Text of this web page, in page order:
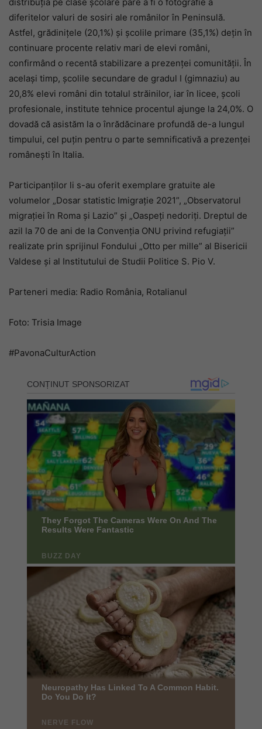
diferitelor valuri de sosiri ale românilor în Peninsulă.
Astfel, grădinițele (20,1%) și școlile primare (35,1%) dețin în
continuare procente relativ mari de elevi români,
confirmând o recentă stabilizare a prezenței comunității. În
același timp, școlile secundare de gradul I (gimnaziu) au
20,8% elevi români din totalul străinilor, iar în licee, școli
profesionale, institute tehnice procentul ajunge la 24,0%. O
dovadă că asistăm la o înrădăcinare profundă de-a lungul
timpului, cel puțin pentru o parte semnificativă a prezenței
românești în Italia.
Participanților li s-au oferit exemplare gratuite ale
volumelor „Dosar statistic Imigrație 2021”, „Observatorul
migrației în Roma și Lazio” și „Oaspeți nedoriți. Dreptul de
azil la 70 de ani de la Convenția ONU privind refugiații”
realizate prin sprijinul Fondului „Otto per mille” al Bisericii
Valdese și al Institutului de Studii Politice S. Pio V.
Parteneri media: Radio România, Rotalianul
Foto: Trisia Image
#PavonaCulturAction